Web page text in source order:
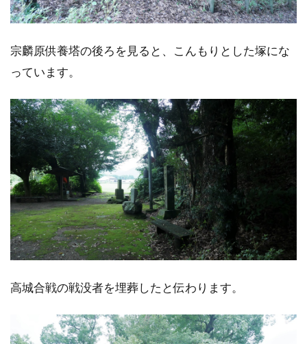
宗麟原供養塔の後ろを見ると、こんもりとした塚にな
っています。
高城合戦の戦没者を埋葬したと伝わります。